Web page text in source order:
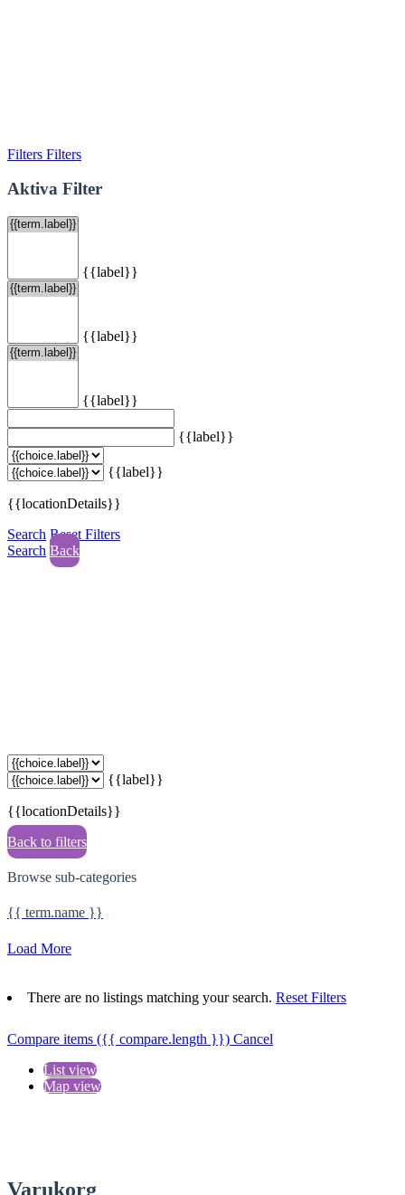
Filters Filters
Aktiva Filter
{{label}}
{{label}}
{{label}}
{{label}}
{{label}}
{{locationDetails}}
Search Reset Filters
Search Back
{{label}}
{{locationDetails}}
Back to filters
Browse sub-categories
{{ term.name }}
Load More
There are no listings matching your search. Reset Filters
Compare items ({{ compare.length }}) Cancel
List view
Map view
Varukorg